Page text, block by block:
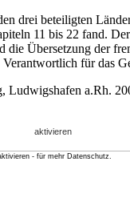
drei beteiligten
11 bis 22 fand.
die Übersetzung der
für das
Ludwigshafen a.Rh.
aktivieren
- für mehr Datenschutz.